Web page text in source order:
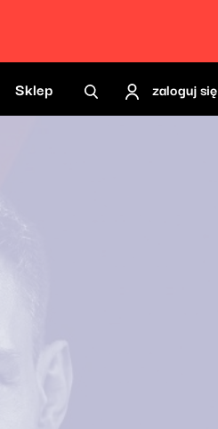
Sklep zaloguj się